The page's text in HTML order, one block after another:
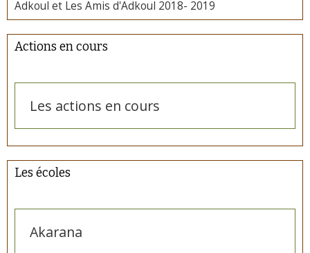
Adkoul et Les Amis d'Adkoul 2018- 2019
Actions en cours
Les actions en cours
Les écoles
Akarana